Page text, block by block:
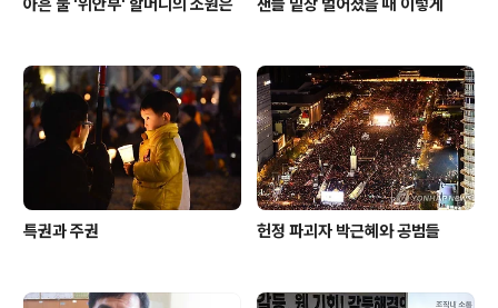
아흔 둘 '위안부' 할머니의 소원은 샌들 밑창 벌어졌을 때 이렇게
특권과 주권 헌정 파괴자 박근혜와 공범들